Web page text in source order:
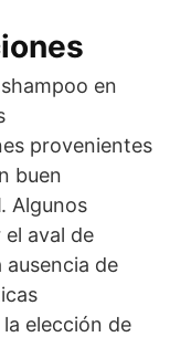
en
provenientes
buen
. Algunos
aval de
de
elección de